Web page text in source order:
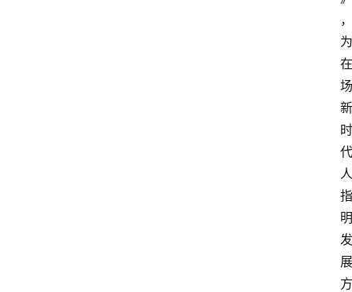
，
为
在
场
新
时
代
人
指
明
发
展
方